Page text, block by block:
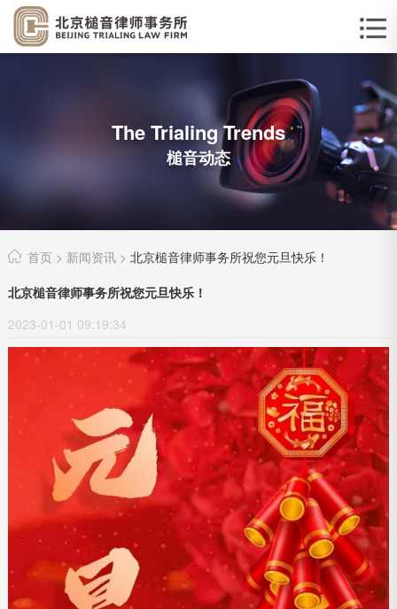
The Trialing Trends
槌音动态
首页 > 新闻资讯 > 北京槌音律师事务所祝您元旦快乐！
北京槌音律师事务所祝您元旦快乐！
2023-01-01 09:19:34